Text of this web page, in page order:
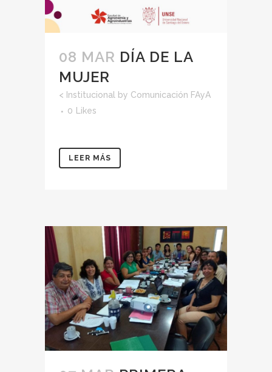
08 MAR DÍA DE LA
MUJER
< Institucional by Comunicación FAyA
0
Likes
LEER MÁS